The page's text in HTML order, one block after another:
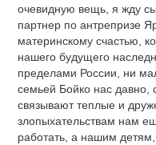
очевидную вещь, я жду
партнер по антрепризе
материнскому счастью,
нашего будущего
пределами России, ни
семьей Бойко нас давно,
связывают теплые и
злопыхательствам нам
работать, а нашим